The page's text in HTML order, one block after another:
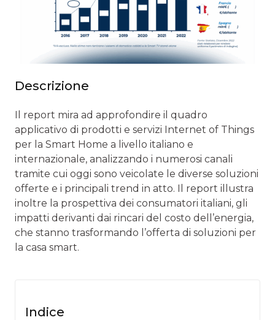
Descrizione
Il report mira ad approfondire il quadro
applicativo di prodotti e servizi Internet of Things
per la Smart Home a livello italiano e
internazionale, analizzando i numerosi canali
tramite cui oggi sono veicolate le diverse soluzioni
offerte e i principali trend in atto. Il report illustra
inoltre la prospettiva dei consumatori italiani, gli
impatti derivanti dai rincari del costo dell’energia,
che stanno trasformando l’offerta di soluzioni per
la casa smart.
Indice